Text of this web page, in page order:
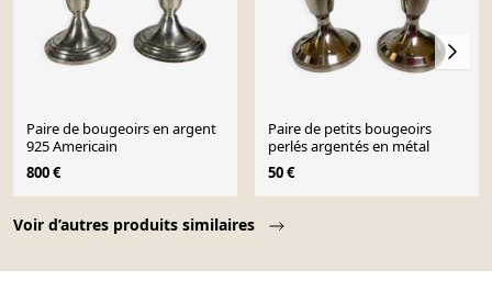
Voir d’autres produits similaires
Paire de bougeoirs en argent
925 Americain
800 €
Paire de petits bougeoirs
perlés argentés en métal
50 €